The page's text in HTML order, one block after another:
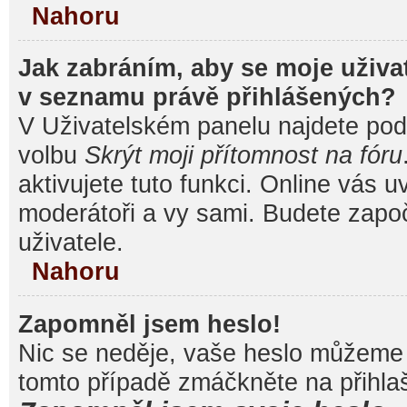
Nahoru
Jak zabráním, aby se moje
v seznamu právě přihlášených?
V Uživatelském panelu najdete
volbu Skrýt moji přítomnost na fóru
aktivujete tuto funkci. Online vás
moderátoři a vy sami. Budete
uživatele.
Nahoru
Zapomněl jsem heslo!
Nic se neděje, vaše heslo
tomto případě zmáčkněte na